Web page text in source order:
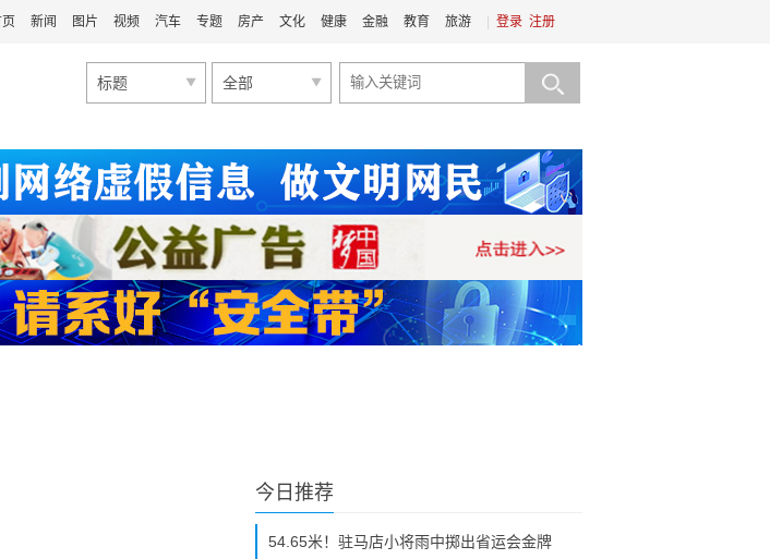
登录 注册
新闻 图片 视频 汽车 专题 房产 文化 健康 金融 教育 旅游
标题 全部
今日推荐
54.65米！驻马店小将雨中掷出省运会金牌